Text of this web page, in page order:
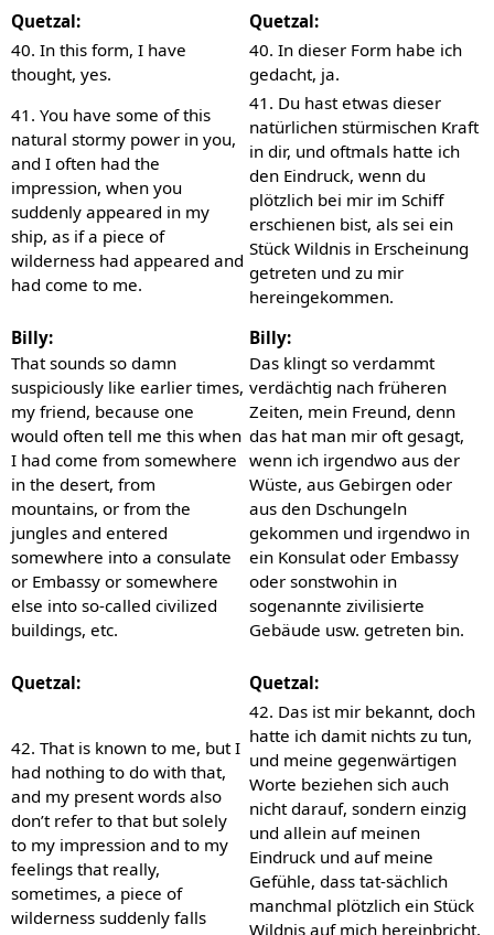
Quetzal:
Quetzal:
40. In this form, I have
thought, yes.
40. In dieser Form habe ich
gedacht, ja.
41. You have some of this
natural stormy power in you,
and I often had the
impression, when you
suddenly appeared in my
ship, as if a piece of
wilderness had appeared and
had come to me.
41. Du hast etwas dieser
natürlichen stürmischen Kraft
in dir, und oftmals hatte ich
den Eindruck, wenn du
plötzlich bei mir im Schiff
erschienen bist, als sei ein
Stück Wildnis in Erscheinung
getreten und zu mir
hereingekommen.
Billy:
Billy:
That sounds so damn
suspiciously like earlier times,
my friend, because one
would often tell me this when
I had come from somewhere
in the desert, from
mountains, or from the
jungles and entered
somewhere into a consulate
or Embassy or somewhere
else into so-called civilized
buildings, etc.
Das klingt so verdammt
verdächtig nach früheren
Zeiten, mein Freund, denn
das hat man mir oft gesagt,
wenn ich irgendwo aus der
Wüste, aus Gebirgen oder
aus den Dschungeln
gekommen und irgendwo in
ein Konsulat oder Embassy
oder sonstwohin in
sogenannte zivilisierte
Gebäude usw. getreten bin.
Quetzal: Quetzal:
42. That is known to me, but I
had nothing to do with that,
and my present words also
don’t refer to that but solely
to my impression and to my
feelings that really,
sometimes, a piece of
wilderness suddenly falls
42. Das ist mir bekannt, doch
hatte ich damit nichts zu tun,
und meine gegenwärtigen
Worte beziehen sich auch
nicht darauf, sondern einzig
und allein auf meinen
Eindruck und auf meine
Gefühle, dass tat-sächlich
manchmal plötzlich ein Stück
Wildnis auf mich hereinbricht,